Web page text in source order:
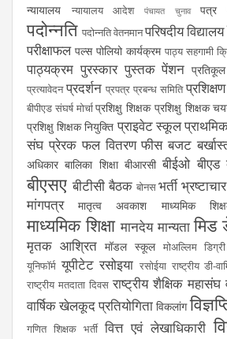
न्यायालय न्यायालय आदेश पंचायत चुनाव पत्र
पदोन्नति पदोन्नति वेतनमानपरिषदीय विद्यालय
परीक्षाफल पल्स पोलियो कार्यक्रम पाठ्य सहगामी
पाठ्यक्रम पुरस्कार पुस्तक पेंशन प्रतिकूल
प्रत्यावेदन प्रदर्शन प्रपत्र प्रबन्ध समिति प्रशिक्षण
बीपीएड संघर्ष मोर्चा प्रशिक्षु शिक्षक प्रशिक्षु शिक्षक
प्रशिक्षु शिक्षक नियुक्ति प्राइवेट स्कूल
संघ प्रेरक फल वितरण फीस बजट
अधिकार बालिका शिक्षा बीआरसी बीईओ बीएड
बीएसए बीटीसी बैठक बोनस भर्ती भ्रष्टाचार
मांगपत्र
मातृत्व अवकाश माध्यमिक
माध्यमिक शिक्षा मानदेय मान्यता मिड
मृतक आश्रित मॉडल स्कूल मोअल्लिम डिग्री
यूनिफॉर्म यूपीटेट रसोइया रसोईया राष्ट्रीय डी-
राष्ट्रीय मतदाता दिवस राष्ट्रीय शैक्षिक महासंघ
वार्षिक खेलकूद प्रतियोगिता विकलांग
गणित शिक्षक भर्ती वित्त एवं लेखाधिकारी